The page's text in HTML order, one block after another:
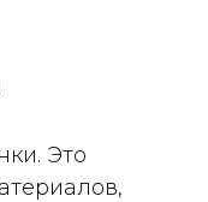
Это